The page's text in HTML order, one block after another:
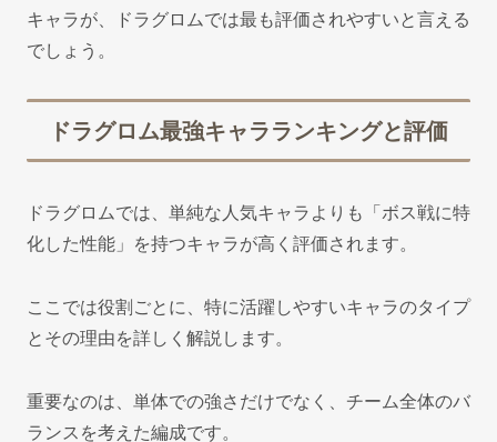
キャラが、ドラグロムでは最も評価されやすいと言える
でしょう。
ドラグロム最強キャラランキングと評価
ドラグロムでは、単純な人気キャラよりも「ボス戦に特
化した性能」を持つキャラが高く評価されます。
ここでは役割ごとに、特に活躍しやすいキャラのタイプ
とその理由を詳しく解説します。
重要なのは、単体での強さだけでなく、チーム全体のバ
ランスを考えた編成です。